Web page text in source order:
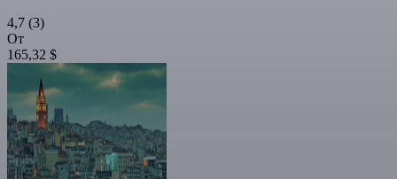
4,7 (3)
От
165,32 $